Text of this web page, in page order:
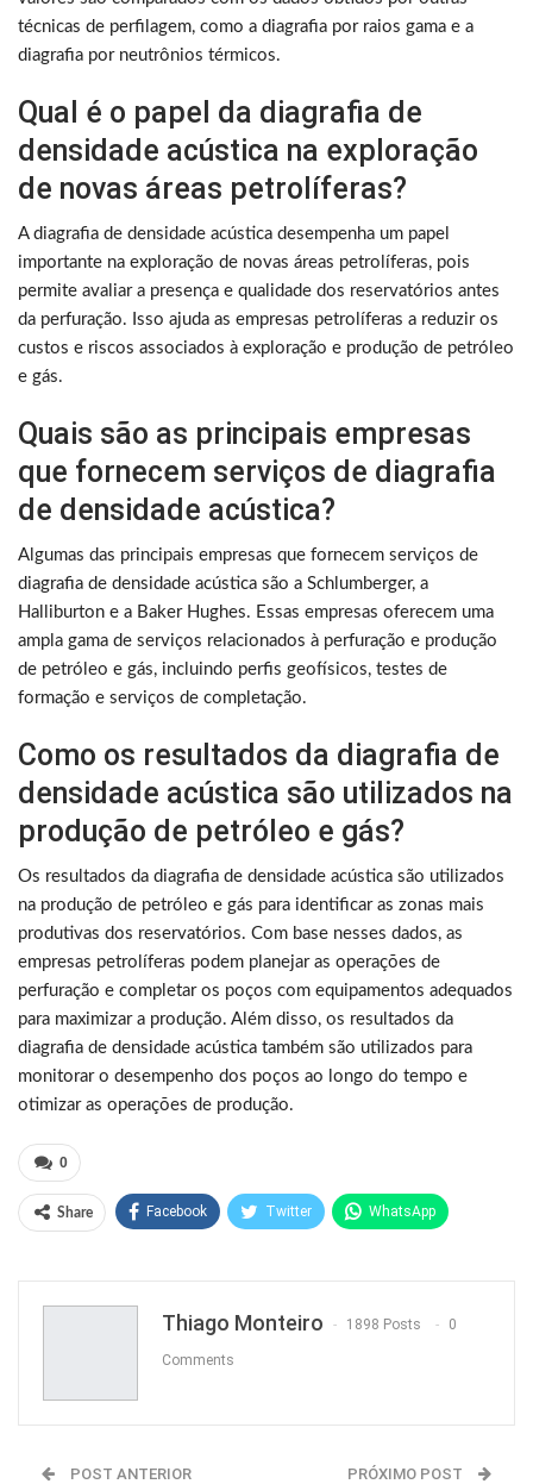
técnicas de perfilagem, como a diagrafia por raios gama e a
diagrafia por neutrônios térmicos.
Qual é o papel da diagrafia de
densidade acústica na exploração
de novas áreas petrolíferas?
A diagrafia de densidade acústica desempenha um papel
importante na exploração de novas áreas petrolíferas, pois
permite avaliar a presença e qualidade dos reservatórios antes
da perfuração. Isso ajuda as empresas petrolíferas a reduzir os
custos e riscos associados à exploração e produção de petróleo
e gás.
Quais são as principais empresas
que fornecem serviços de diagrafia
de densidade acústica?
Algumas das principais empresas que fornecem serviços de
diagrafia de densidade acústica são a Schlumberger, a
Halliburton e a Baker Hughes. Essas empresas oferecem uma
ampla gama de serviços relacionados à perfuração e produção
de petróleo e gás, incluindo perfis geofísicos, testes de
formação e serviços de completação.
Como os resultados da diagrafia de
densidade acústica são utilizados na
produção de petróleo e gás?
Os resultados da diagrafia de densidade acústica são utilizados
na produção de petróleo e gás para identificar as zonas mais
produtivas dos reservatórios. Com base nesses dados, as
empresas petrolíferas podem planejar as operações de
perfuração e completar os poços com equipamentos adequados
para maximizar a produção. Além disso, os resultados da
diagrafia de densidade acústica também são utilizados para
monitorar o desempenho dos poços ao longo do tempo e
otimizar as operações de produção.
0
Share Facebook Twitter WhatsApp
Thiago Monteiro 1898 Posts 0
Comments
POST ANTERIOR PRÓXIMO POST